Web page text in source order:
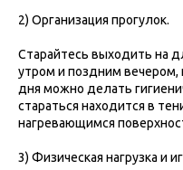
2) Организация прогулок.
Старайтесь выходить на
утром и поздним вечером,
дня можно делать
стараться находится в
нагревающимся
3) Физическая нагрузка и